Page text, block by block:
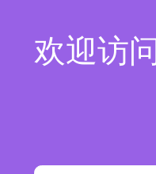
欢迎访